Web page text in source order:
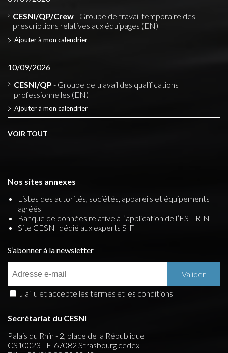
CESNI/QP/Crew- Groupe de travail temporaire des
prescriptions relatives aux équipages (EN)
Ajouter à mon calendrier
10/09/2026
CESNI/QP - Groupe de travail des qualifications
professionnelles (EN)
Ajouter à mon calendrier
VOIR TOUT
Nos sites annexes
Listes des autorités, sociétés, appareils et équipements
agréés
Banque de données relative à l’application de l’ES-TRIN
Site CESNI dédié aux experts SIF
S’abonner à la newsletter
J'ai lu et accepte les termes et les conditions
Secrétariat du CESNI
Palais du Rhin - 2, place de la République
CS10023 - F-67082 Strasbourg cedex